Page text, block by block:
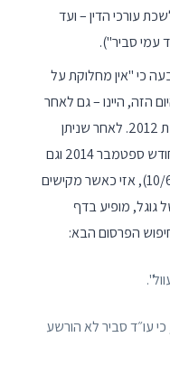
עורכי הדין – ועד
עמי סביר").
כי "אין מחלוקת על
הזה, היינו – גם לאחר
שהוגשה התביעה על ידי סביר בשנת 2012. לאחר שניתן
פסק דין על ידי בית משפט קמא בחודש ספטמבר 2014 וגם
נכון למועד קיום הדיון בערעור (10/6/15), אזי כאשר מקישים
גוגל, מופיע בדף
הפרסום הבא:
עו״ד סביר לא הורשע